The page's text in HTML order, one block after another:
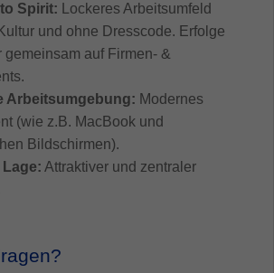
Spirit: Lockeres Arbeitsumfeld
und ohne Dresscode. Erfolge
gemeinsam auf Firmen- &
Arbeitsumgebung: Modernes
(wie z.B. MacBook und
Bildschirmen).
Attraktiver und zentraler